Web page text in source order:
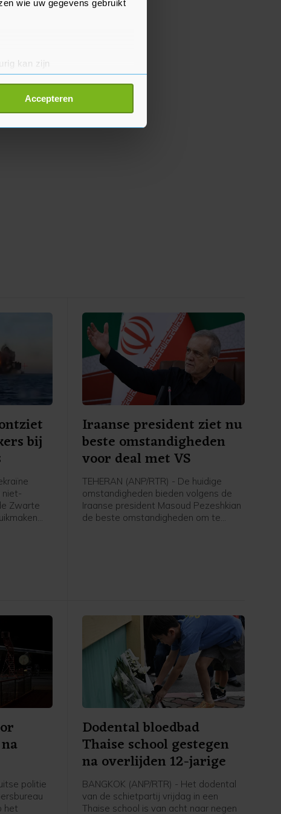
wie uw gegevens gebruikt
kan zijn
detailgedeelte
Accepteren
bij
niet-
Zwarte
van olie.
Iraanse president ziet nu
beste omstandigheden
voor deal met VS
TEHERAN (ANP/RTR) - De huidige
omstandigheden bieden volgens de
Iraanse president Masoud Pezeshkian
de beste omstandigheden om te
politie
het
Dodental bloedbad
Thaise school gestegen
na overlijden 12-jarige
BANGKOK (ANP/RTR) - Het dodental
van de schietpartij vrijdag in een
Thaise school is van acht naar negen